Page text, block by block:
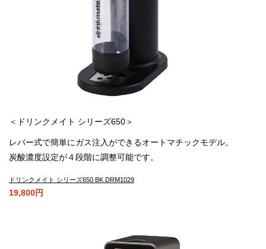
＜ドリンクメイト シリーズ650＞
レバー式で簡単にガス注入ができるオートマチックモデル。
炭酸濃度設定が４段階に調整可能です。
ドリンクメイト シリーズ650 BK DRM1029
19,800円